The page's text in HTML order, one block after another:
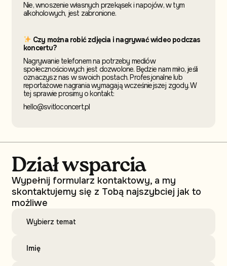
Nie, wnoszenie własnych przekąsek i napojów, w tym
alkoholowych, jest zabronione.
Czy można robić zdjęcia i nagrywać wideo podczas
koncertu?
Nagrywanie telefonem na potrzeby mediów
społecznościowych jest dozwolone. Będzie nam miło, jeśli
oznaczysz nas w swoich postach. Profesjonalne lub
reportażowe nagrania wymagają wcześniejszej zgody. W
tej sprawie prosimy o kontakt:
hello@svitloconcert.pl
Dział wsparcia
Wypełnij formularz kontaktowy, a my
skontaktujemy się z Tobą najszybciej jak to
możliwe